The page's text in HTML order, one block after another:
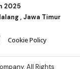
2025
, Jawa Timur
Cookie Policy
All Rights